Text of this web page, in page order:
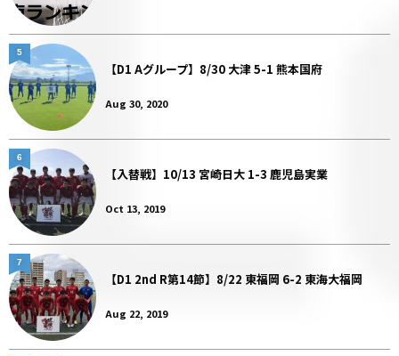
【D1 Aグループ】8/30 大津 5-1 熊本国府
Aug 30, 2020
5
【入替戦】10/13 宮崎日大 1-3 鹿児島実業
Oct 13, 2019
6
【D1 2nd R第14節】8/22 東福岡 6-2 東海大福岡
Aug 22, 2019
7